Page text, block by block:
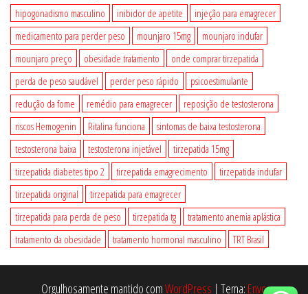
hipogonadismo masculino
inibidor de apetite
injeção para emagrecer
medicamento para perder peso
mounjaro 15mg
mounjaro indufar
mounjaro preço
obesidade tratamento
onde comprar tirzepatida
perda de peso saudável
perder peso rápido
psicoestimulante
redução da fome
remédio para emagrecer
reposição de testosterona
riscos Hemogenin
Ritalina funciona
sintomas de baixa testosterona
testosterona baixa
testosterona injetável
tirzepatida 15mg
tirzepatida diabetes tipo 2
tirzepatida emagrecimento
tirzepatida indufar
tirzepatida original
tirzepatida para emagrecer
tirzepatida para perda de peso
tirzepatida tg
tratamento anemia aplástica
tratamento da obesidade
tratamento hormonal masculino TRT Brasil
Orgulhosamente mantido comWordPress | Tema: Envo